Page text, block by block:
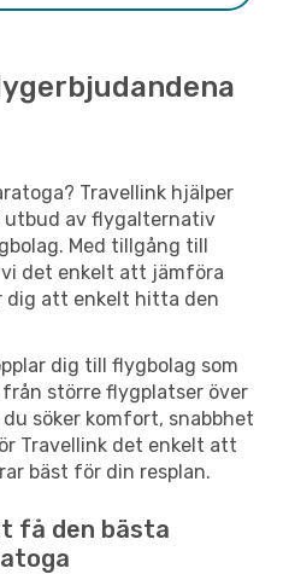
Travellink hjälper
av flygalternativ
Med tillgång till
det enkelt att jämföra
dig att enkelt hitta den
dig till flygbolag som
större flygplatser över
söker komfort, snabbhet
Travellink det enkelt att
bäst för din resplan.
få den bästa